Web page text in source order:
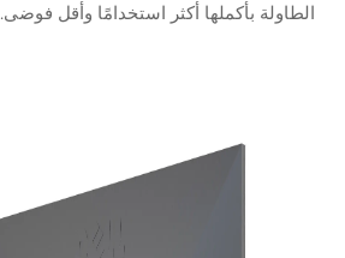
الطاولة بأكملها أكثر استخدامًا وأقل فوضى.